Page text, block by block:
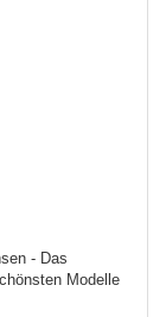
- Das
Modelle